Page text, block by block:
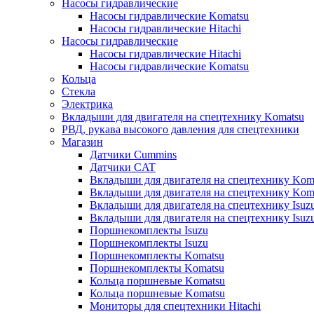
Насосы гидравлические
Насосы гидравлические Komatsu
Насосы гидравлические Hitachi
Насосы гидравлические
Насосы гидравлические Hitachi
Насосы гидравлические Komatsu
Кольца
Стекла
Электрика
Вкладыши для двигателя на спецтехнику Komatsu
РВД, рукава высокого давления для спецтехники
Магазин
Датчики Cummins
Датчики CAT
Вкладыши для двигателя на спецтехнику
Вкладыши для двигателя на спецтехнику
Вкладыши для двигателя на спецтехнику
Вкладыши для двигателя на спецтехнику
Поршнекомплекты Isuzu
Поршнекомплекты Isuzu
Поршнекомплекты Komatsu
Поршнекомплекты Komatsu
Кольца поршневые Komatsu
Кольца поршневые Komatsu
Мониторы для спецтехники Hitachi